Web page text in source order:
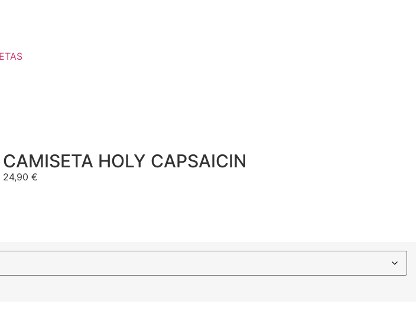
CAMISETA HOLY CAPSAICIN
24,90€